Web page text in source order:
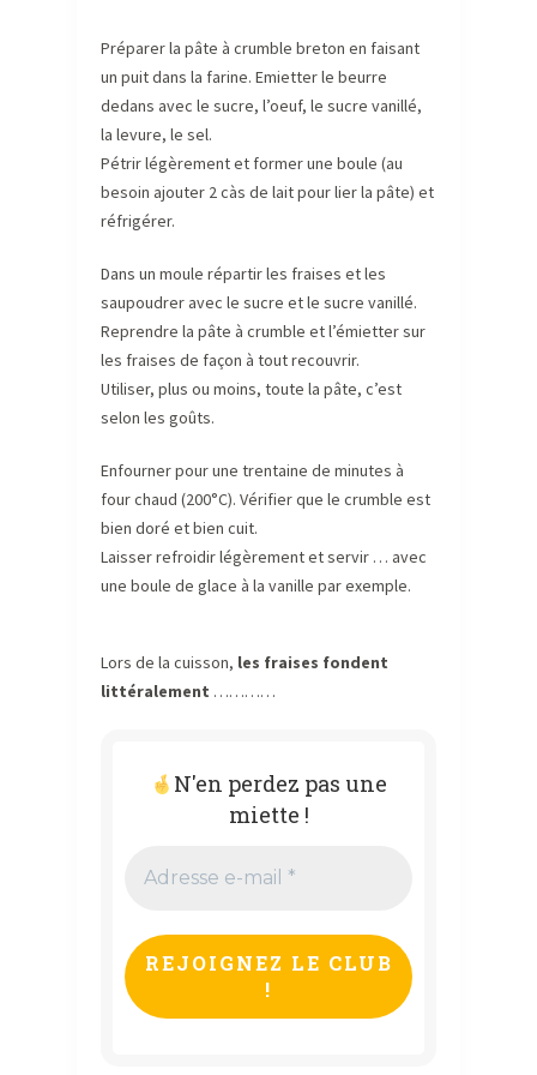
Préparer la pâte à crumble breton en faisant
un puit dans la farine. Emietter le beurre
dedans avec le sucre, l’oeuf, le sucre vanillé,
la levure, le sel.
Pétrir légèrement et former une boule (au
besoin ajouter 2 càs de lait pour lier la pâte) et
réfrigérer.
Dans un moule répartir les fraises et les
saupoudrer avec le sucre et le sucre vanillé.
Reprendre la pâte à crumble et l’émietter sur
les fraises de façon à tout recouvrir.
Utiliser, plus ou moins, toute la pâte, c’est
selon les goûts.
Enfourner pour une trentaine de minutes à
four chaud (200°C). Vérifier que le crumble est
bien doré et bien cuit.
Laisser refroidir légèrement et servir … avec
une boule de glace à la vanille par exemple.
Lors de la cuisson, les fraises fondent
littéralement …………
N'en perdez pas une
miette !
e-
*